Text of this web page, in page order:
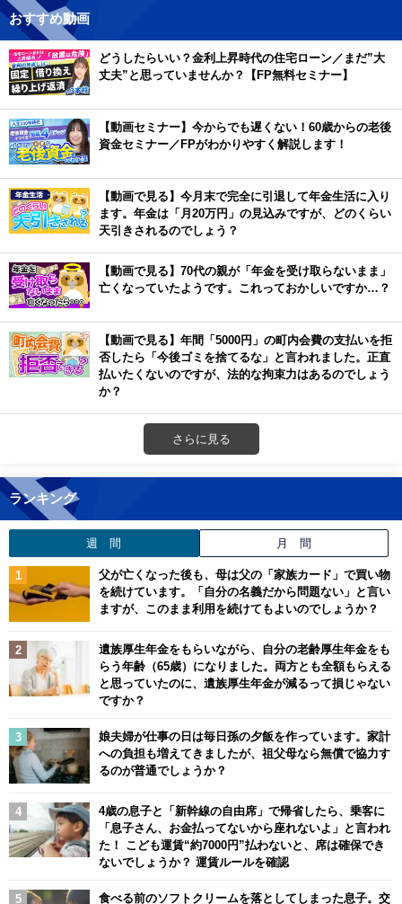
おすすめ動画
どうしたらいい？金利上昇時代の住宅ローン／まだ”大
丈夫”と思っていませんか？【FP無料セミナー】
【動画セミナー】今からでも遅くない！60歳からの老後
資金セミナー／FPがわかりやすく解説します！
【動画で見る】今月末で完全に引退して年金生活に入り
ます。年金は「月20万円」の見込みですが、どのくらい
天引きされるのでしょう？
【動画で見る】70代の親が「年金を受け取らないまま」
亡くなっていたようです。これっておかしいですか…？
【動画で見る】年間「5000円」の町内会費の支払いを拒
否したら「今後ゴミを捨てるな」と言われました。正直
払いたくないのですが、法的な拘束力はあるのでしょう
か？
さらに見る
ランキング
週 間 月 間
父が亡くなった後も、母は父の「家族カード」で買い物
を続けています。「自分の名義だから問題ない」と言い
ますが、このまま利用を続けてもよいのでしょうか？
遺族厚生年金をもらいながら、自分の老齢厚生年金をも
らう年齢（65歳）になりました。両方とも全額もらえる
と思っていたのに、遺族厚生年金が減るって損じゃない
ですか？
娘夫婦が仕事の日は毎日孫の夕飯を作っています。家計
への負担も増えてきましたが、祖父母なら無償で協力す
るのが普通でしょうか？
4歳の息子と「新幹線の自由席」で帰省したら、乗客に
「息子さん、お金払ってないから座れないよ」と言われ
た！ こども運賃“約7000円”払わないと、席は確保でき
ないでしょうか？ 運賃ルールを確認
食べる前のソフトクリームを落としてしまった息子。交